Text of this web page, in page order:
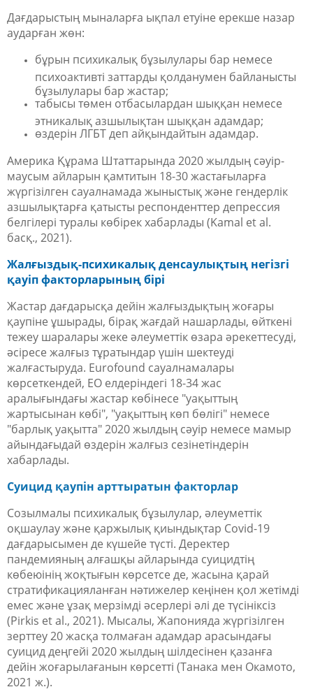
Дағдарыстың мыналарға ықпал етуіне ерекше назар
аударған жөн:
бұрын психикалық бұзылулары бар немесе
психоактивті заттарды қолданумен байланысты
бұзылулары бар жастар;
табысы төмен отбасылардан шыққан немесе
этникалық азшылықтан шыққан адамдар;
өздерін ЛГБТ деп айқындайтын адамдар.
Америка Құрама Штаттарында 2020 жылдың сәуір-
маусым айларын қамтитын 18-30 жастағыларға
жүргізілген сауалнамада жыныстық және гендерлік
азшылықтарға қатысты респонденттер депрессия
белгілері туралы көбірек хабарлады (Kamal et al.
басқ., 2021).
Жалғыздық-психикалық денсаулықтың негізгі
қауіп факторларының бірі
Жастар дағдарысқа дейін жалғыздықтың жоғары
қаупіне ұшырады, бірақ жағдай нашарлады, өйткені
тежеу шаралары жеке әлеуметтік өзара әрекеттесуді,
әсіресе жалғыз тұратындар үшін шектеуді
жалғастыруда. Eurofound сауалнамалары
көрсеткендей, ЕО елдеріндегі 18-34 жас
аралығындағы жастар көбінесе "уақыттың
жартысынан көбі", "уақыттың көп бөлігі" немесе
"барлық уақытта" 2020 жылдың сәуір немесе мамыр
айындағыдай өздерін жалғыз сезінетіндерін
хабарлады.
Суицид қаупін арттыратын факторлар
Созылмалы психикалық бұзылулар, әлеуметтік
оқшаулау және қаржылық қиындықтар Covid-19
дағдарысымен де күшейе түсті. Деректер
пандемияның алғашқы айларында суицидтің
көбеюінің жоқтығын көрсетсе де, жасына қарай
стратификацияланған нәтижелер кеңінен қол жетімді
емес және ұзақ мерзімді әсерлері әлі де түсініксіз
(Pirkis et al., 2021). Мысалы, Жапонияда жүргізілген
зерттеу 20 жасқа толмаған адамдар арасындағы
суицид деңгейі 2020 жылдың шілдесінен қазанға
дейін жоғарылағанын көрсетті (Танака мен Окамото,
2021 ж.).